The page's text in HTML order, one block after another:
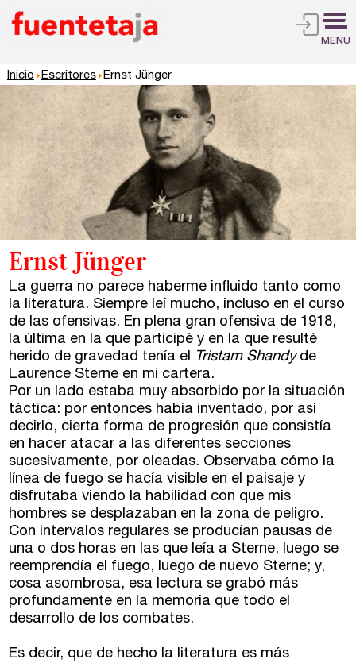
MENU
Madrid
Barcelona
Sevilla
Valencia
Alicante
Presenciales en Madrid
En directo a través de Zoom
Talleres de escritura
Talleres presenciales ≻
Talleres por videoconferencia
Talleres online
Intensivos de verano ≻
Recreativa 26
Inicio Escritores Ernst Jünger
Ernst Jünger
La guerra no parece haberme influido tanto como
la literatura. Siempre leí mucho, incluso en el curso
de las ofensivas. En plena gran ofensiva de 1918,
la última en la que participé y en la que resulté
herido de gravedad tenía el Tristam Shandyde
Laurence Sterne en mi cartera.
Por un lado estaba muy absorbido por la situación
táctica: por entonces había inventado, por así
decirlo, cierta forma de progresión que consistía
en hacer atacar a las diferentes secciones
sucesivamente, por oleadas. Observaba cómo la
línea de fuego se hacía visible en el paisaje y
disfrutaba viendo la habilidad con que mis
hombres se desplazaban en la zona de peligro.
Con intervalos regulares se producían pausas de
una o dos horas en las que leía a Sterne, luego se
reemprendía el fuego, luego de nuevo Sterne; y,
cosa asombrosa, esa lectura se grabó más
profundamente en la memoria que todo el
desarrollo de los combates.
Es decir, que de hecho la literatura es más